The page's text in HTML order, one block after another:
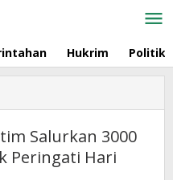
Hukrim Politik
Salurkan 3000
Peringati Hari